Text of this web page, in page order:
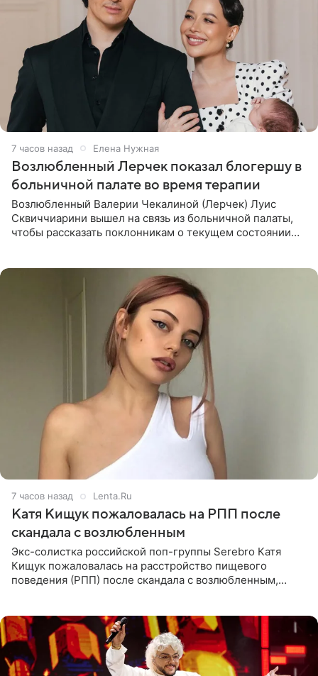
7 часов назад Елена Нужная
Возлюбленный Лерчек показал блогершу в
больничной палате во время терапии
Возлюбленный Валерии Чекалиной (Лерчек) Луис
Сквиччиарини вышел на связь из больничной палаты,
чтобы рассказать поклонникам о текущем состоянии
7 часов назад Lenta.Ru
Катя Кищук пожаловалась на РПП после
скандала с возлюбленным
Экс-солистка российской поп-группы Serebro Катя
Кищук пожаловалась на расстройство пищевого
поведения (РПП) после скандала с возлюбленным,